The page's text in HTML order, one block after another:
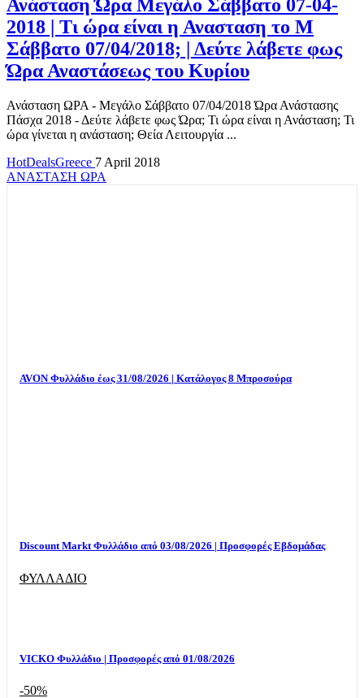
Ανάσταση Ώρα Μεγάλο Σάββατο 07-04-
2018 | Τι ώρα είναι η Ανασταση το Μ
Σάββατο 07/04/2018; | Δεύτε λάβετε φως
Ώρα Αναστάσεως του Κυρίου
Ανάσταση ΩΡΑ - Μεγάλο Σάββατο 07/04/2018 Ώρα Ανάστασης
Πάσχα 2018 - Δεύτε λάβετε φως Ώρα; Τι ώρα είναι η Ανάσταση; Τι
ώρα γίνεται η ανάσταση; Θεία Λειτουργία ...
HotDealsGreece 7 April 2018
ΑΝΑΣΤΑΣΗ ΩΡΑ
AVON Φυλλάδιο έως 31/08/2026 | Κατάλογος 8 Μπροσούρα
Discount Markt Φυλλάδιο από 03/08/2026 | Προσφορές Εβδομάδας
ΦΥΛΛΑΔΙΟ
VICKO Φυλλάδιο | Προσφορές από 01/08/2026
-50%